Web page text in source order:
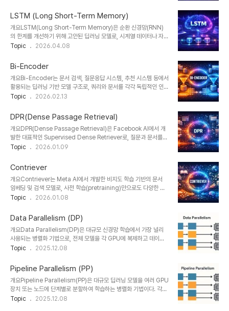
CNN(Convolutional Neural Network)의 등장 이후 컴퓨터 비
전의 정확도는 인간 수준에 근접하는 성과를 보이고 있다.1. 개념 및 정
의컴퓨터 비전은 디지털 이미지나 비디오에서 객체, 패턴, 특징을 인식
하고 해석하는 기술이다. 인간의 시각 시스템을 모방하여 컴퓨터가 시
각 정보를 이해하도록 만드는 것이 목적이다.주요 기능으로는 이미지
LSTM (Long Short-Term Memory)
개요LSTM(Long Short-Term Memory)은 순환 신경망(RNN)
의 한계를 개선하기 위해 고안된 딥러닝 모델로, 시계열 데이터나 자연
어 처리에서 장기 의존성(Long-term dependency)을 효과적으
Schmidhuber에 의해 제안되었으며, 현재까지도 음성 인식, 번역,
금융 예측 등 다양한 분야에서 핵심 모델로 활용되고 있다.1. 개념 및
정의LSTM은 기존 RNN이 갖는 기울기 소실(Vanishing
Gradient) 문제를 해결하기 위해 게이트(Gate) 구조를 도입한 신경
망이다. 입력, 출력, 망각 게이트를 통해 정보의 흐름을 제어하며, 필요
가능하..
Topic 2026.04.08
Bi-Encoder
개요Bi-Encoder는 문서 검색, 질문응답 시스템, 추천 시스템 등에서
활용되는 딥러닝 기반 모델 구조로, 쿼리와 문서를 각각 독립적인 인코
더(Encoder)로 임베딩한 후, 벡터 유사도 계산을 통해 관련성 있는
컬렉션에서 빠른 검색이 가능하며, Dense Retriever의 핵심 아키텍
처입니다.1. 개념 및 정의 항목 설명 비고 정의쿼리와 문서를 각각 독립
된 인코더로 임베딩하여 유사도 계산Dense Retrieval의 기반 구조
목적대규모 데이터에서 효율적이고 빠른 정보 검색실시간 QA 및 검
색 서비스에 적합필요성Sparse 방식(BM25 등)의 한계를 극복의미
딩으..
Topic 2026.02.13
DPR(Dense Passage Retrieval)
개요DPR(Dense Passage Retrieval)은 Facebook AI에서 개
발한 대표적인 Supervised Dense Retriever로, 질문과 문서를
각각 임베딩한 후 벡터 간 유사도를 기반으로 관련 문서를 검색하는 방
에서 정답이 포함된 문서를 빠르게 찾아주는 핵심 컴포넌트로 널리 활
용되고 있습니다.1. 개념 및 정의 항목 설명 비고 정의질문과 문서를 각
각 벡터로 임베딩하여 유사도 기반 검색을 수행하는 모델Dense
Retriever의 대표 주자목적QA 시스템에서 정확한 정답이 포함된 문
서 빠르게 검색Sparse 방식 대비 효율성 향상필요성정밀한 정보검색
Topic 2026.01.09
Contriever
개요Contriever는 Meta AI에서 개발한 비지도 학습 기반의 문서
임베딩 및 검색 모델로, 사전 학습(pretraining)만으로도 다양한 오
픈 도메인 질문응답(Open-domain QA) 및 문서 검색(Doc
Dense Retriever보다도 우수한 성능을 보이며, 별도의 라벨링 데이
터 없이도 강력한 검색 품질을 제공합니다.1. 개념 및 정의 항목 설명
비고 정의Contriever는 contrastive learning 기반의 비지도 학
습 문서 검색 모델Dense Passage Retriever 계열목적오픈 도메
인 검색에서 고품질의 문서 검색을 비지도 학습만으로 구현
Topic 2026.01.08
Data Parallelism (DP)
개요Data Parallelism(DP)은 대규모 신경망 학습에서 가장 널리
사용되는 병렬화 기법으로, 전체 모델을 각 GPU에 복제하고 데이터
배치를 나누어 병렬로 처리하는 방식이다. 이 접근 방식은 모델 크기가
이터셋을 빠르고 안정적으로 학습할 수 있게 해준다.1. 개념 및 정의
DP는 **데이터를 여러 GPU로 분할(Sharding)**하여 동시에 학
습을 수행하고, 각 GPU가 계산한 Gradient를 집계하여(Global
Synchronization) 모델을 업데이트하는 구조이다. 모든 GPU는 동
일한 모델을 보유하므로, 파라미터 동기화(Synchronization)만 이
Topic 2025.12.08
Pipeline Parallelism (PP)
개요Pipeline Parallelism(PP)은 대규모 딥러닝 모델을 여러 GPU
장치 또는 노드에 단계별로 분할하여 학습하는 병렬화 기법이다. 각
GPU가 서로 다른 Layer 또는 Block을 담당하며, 입력 데이터가 파
Topic 2025.12.08